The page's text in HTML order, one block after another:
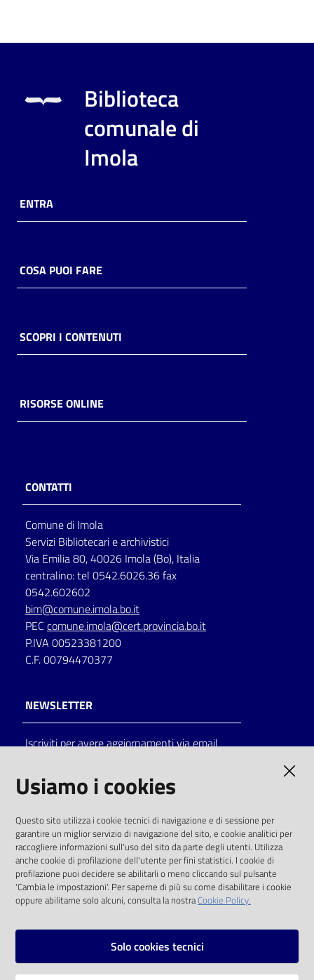
Biblioteca
comunale di
Imola
ENTRA
COSA PUOI FARE
SCOPRI I CONTENUTI
RISORSE ONLINE
CONTATTI
Comune di Imola
Servizi Bibliotecari e archivistici
Via Emilia 80, 40026 Imola (Bo), Italia
centralino: tel 0542.6026.36 fax
0542.602602
bim@comune.imola.bo.it
PEC comune.imola@cert.provincia.bo.it
P.IVA 00523381200
C.F. 00794470377
NEWSLETTER
Iscriviti per avere aggiornamenti via email
solo alle condizioni previste dalla direttiva
comunitaria 2003/98/CE e dal d.lgs. 36/2006
SOCIAL
Instagram
Usiamo i cookies
Questo sito utilizza i cookie tecnici di navigazione e di sessione per
garantire un miglior servizio di navigazione del sito, e cookie analitici per
raccogliere informazioni sull'uso del sito da parte degli utenti. Utilizza
anche cookie di profilazione dell'utente per fini statistici. I cookie di
profilazione puoi decidere se abilitarli o meno cliccando sul pulsante
'Cambia le impostazioni'. Per saperne di più su come disabilitare i cookie
oppure abilitarne solo alcuni, consulta la nostraCookie Policy.
Solo cookies tecnici